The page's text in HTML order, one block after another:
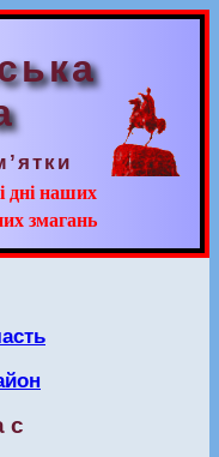
дні наших
змагань
с